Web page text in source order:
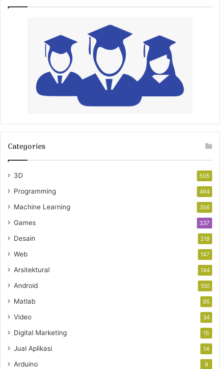
Categories
3D 505
Programming 464
Machine Learning 356
Games 337
Desain 219
Web 147
Arsitektural 144
Android 100
Matlab 95
Video 34
Digital Marketing 15
Jual Aplikasi 14
Arduino 9